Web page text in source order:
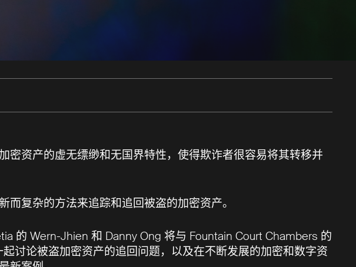
密资产的虚无缥缈和无国界特性，使得欺诈者很容易将其转移并
而复杂的方法来追踪和追回被盗的加密资产。
的 Wern-Jhien 和 Danny Ong 将与 Fountain Court Chambers 的
讨论被盗加密资产的追回问题，以及在不断发展的加密和数字资